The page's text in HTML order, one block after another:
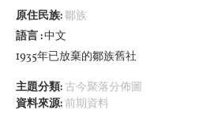
原住民族:鄒族
語言 中文
1935年已放棄的鄒族舊社
主題分類:古今聚落分佈圖
資料來源:前期資料